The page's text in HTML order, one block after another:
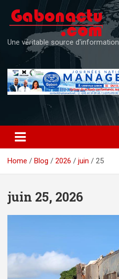
content
Une véritable source d'information
Home Blog 2026 juin 25
juin 25, 2026